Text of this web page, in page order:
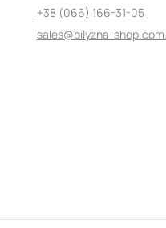
+38 (066) 166-31-05
sales@bilyzna-